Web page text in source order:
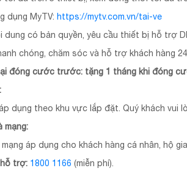
dụng MyTV: https://mytv.com.vn/tai-ve
dung có bản quyền, yêu cầu thiết bị hỗ trợ
chóng, chăm sóc và hỗ trợ khách hàng
đóng cước trước: tặng 1 tháng khi đóng
dụng theo khu vực lắp đặt. Quý khách vui
mạng:
áp dụng cho khách hàng cá nhân, hộ
trợ: 1800 1166 (miễn phí).